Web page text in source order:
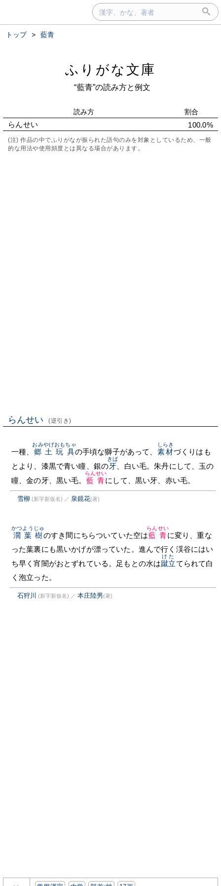
トップ > 藍青
ふりがな文庫
“藍青”の読み方と例文
読み方 割合
らんせい 100.0%
(注) 作品の中でふりがなが振られた語句のみを対象としているため、一般
的な用法や使用頻度とは異なる場合があります。
らんせい (逆引き)
一種、 郷土玩具
おみやげおもちゃ
の手頃な獅子があって、 素材
しらき
づくりはも
とより、漆黒で青い瞳、銀の牙
きば
、白い毛。朱丹にして、玉の
瞳、金の牙、黒い毛。 藍青
らんせい
にして、黒い牙、赤い毛。
雪柳 (新字新仮名) ／ 泉鏡花(著)
濶葉樹
かつようじゅ
のすき間にちらついていた空は藍青
らんせい
に変り、重な
った葉裏にも黒いかげが漂っていた。進んで行く渓谷にはい
ち早く宵闇がおとずれている。足もとの水は蹴立
けた
てられて白
く泡立った。
石狩川 (新字新仮名) ／ 本庄陸男(著)